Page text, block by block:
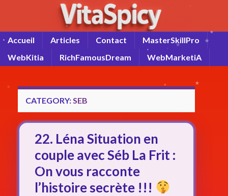
Accueil Articles Contact
MasterSkillPro
WebKitia
RichFamousDream WebMarketiA
CATEGORY: SEB
22. Léna Situation en
couple avec Séb La Frit :
On vous racconte
l’histoire secrète !!!